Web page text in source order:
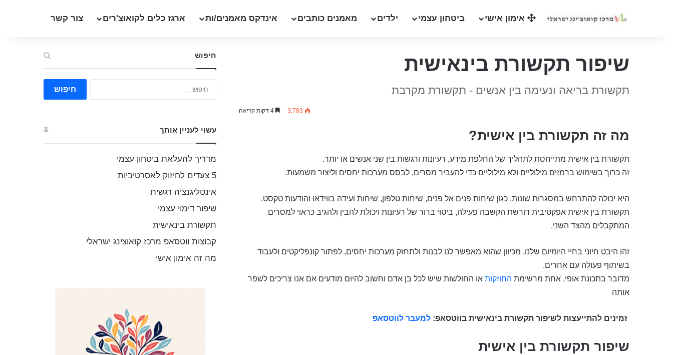
אימון אישי ביטחון עצמי ילדים מאמנים כותבים אינדקס מאמנים/ות ארגז כלים לקואוצ'רים צור קשר
שיפור תקשורת בינאישית
תקשורת בריאה ונעימה בין אנשים - תקשורת מקרבת
3,783
מה זה תקשורת בין אישית?
תקשורת בין אישית מתייחסת לתהליך של החלפת מידע, רעיונות ורגשות בין שני אנשים או יותר.
זה כרוך בשימוש ברמזים מילוליים ולא מילוליים כדי להעביר מסרים, לבסס מערכות יחסים וליצור משמעות.
היא יכולה להתרחש במסגרות שונות, כגון שיחות פנים אל פנים, שיחות טלפון, שיחות ועידה בווידאו והודעות טקסט.
תקשורת בין אישית אפקטיבית דורשת הקשבה פעילה, ביטוי ברור של רעיונות ויכולת להבין ולהגיב כראוי למסרים
המתקבלים מהצד השני.
זהו היבט חיוני בחיי היומיום שלנו, מכיוון שהוא מאפשר לנו לבנות ולתחזק מערכות יחסים, לפתור קונפליקטים ולעבוד
בשיתוף פעולה עם אחרים.
מדובר בתכונת אופי, אחת מרשימת החוזקות או החולשות שיש לכל בן אדם וחשוב להיום מודעים אם אנו צריכים לשפר
אותה
זמינים להתייעצות לשיפור תקשורת בינאישית בווטסאפ: למעבר לווטסאפ
שיפור תקשורת בין אישית
חיפוש
עשוי לעניין אותך
מדריך להעלאת ביטחון עצמי
5 צעדים לחיזוק לאסרטיביות
אינטליגנציה רגשית
שיפור דימוי עצמי
תקשורת בינאישית
קבוצות ווטסאפ מרכז קואוצינג ישראלי
מה זה אימון אישי